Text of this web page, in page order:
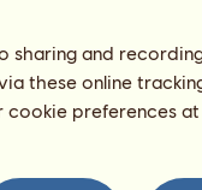
sharing and
these online
cookie preferences